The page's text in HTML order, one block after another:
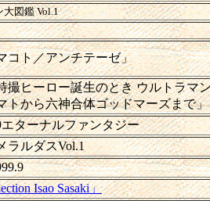
図鑑 Vol.1
コト／アンチテーゼ」
撮ヒーロー誕生のとき ウルトラマ
トから六神合体ゴッドマーズまで」
ターナルファンタジー
ラルダスVol.1
Isao Sasaki」